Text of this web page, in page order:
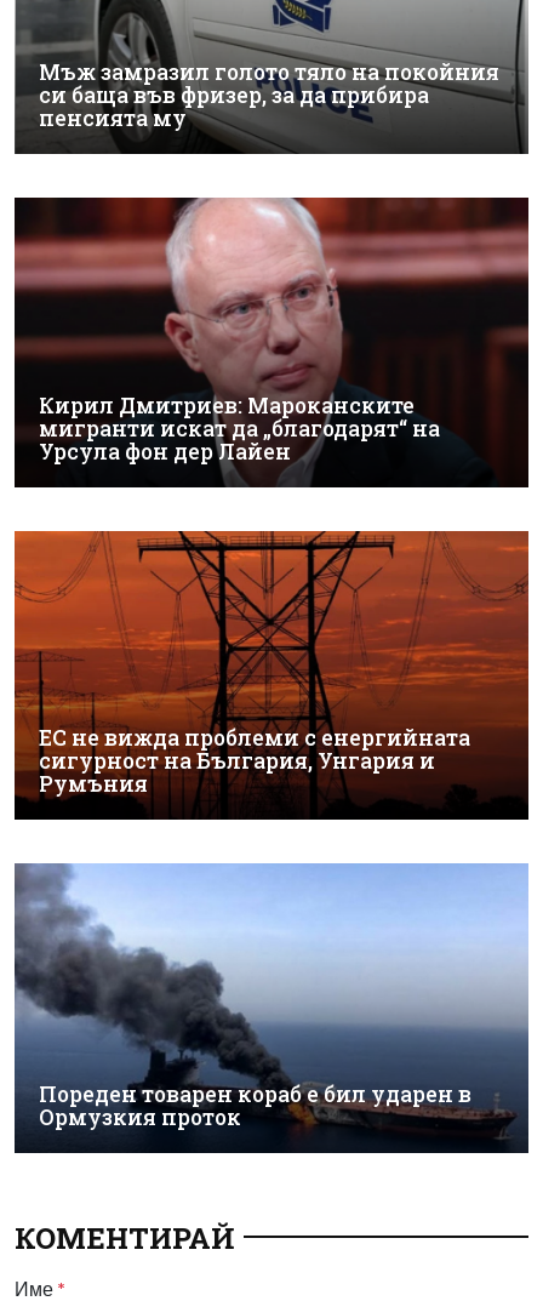
Мъж замразил голото тяло на покойния
си баща във фризер, за да прибира
пенсията му
Кирил Дмитриев: Мароканските
мигранти искат да „благодарят“ на
Урсула фон дер Лайен
ЕС не вижда проблеми с енергийната
сигурност на България, Унгария и
Румъния
Пореден товарен кораб е бил ударен в
Ормузкия проток
КОМЕНТИРАЙ
Име *